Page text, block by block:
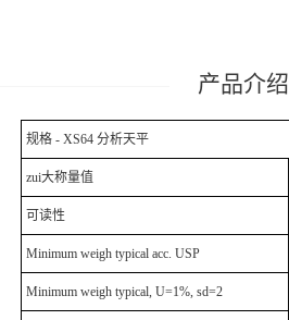
产品介绍
规格 - XS64 分析天平
zui大称量值
可读性
Minimum weigh typical acc. USP
Minimum weigh typical, U=1%, sd=2